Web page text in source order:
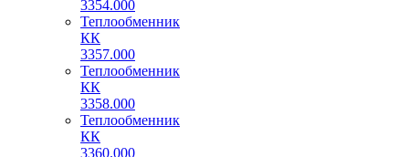
3354.000
Теплообменник
КК
3357.000
Теплообменник
КК
3358.000
Теплообменник
КК
3360.000